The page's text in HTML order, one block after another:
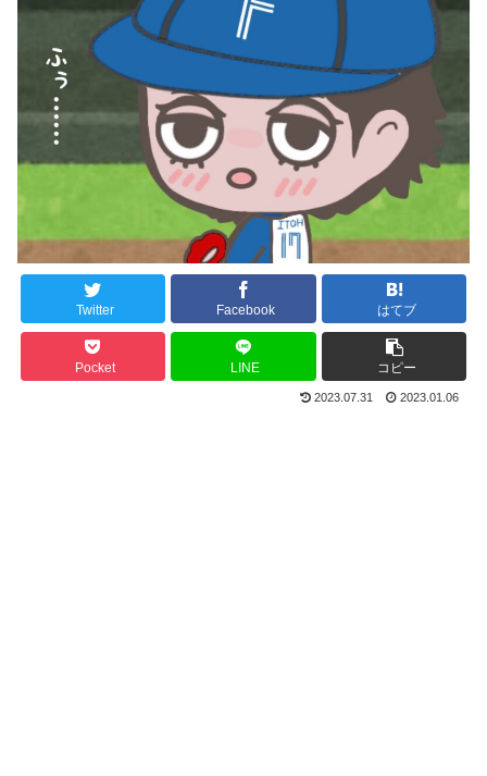
Twitter Facebook はてブ
Pocket LINE コピー
2023.07.31 2023.01.06